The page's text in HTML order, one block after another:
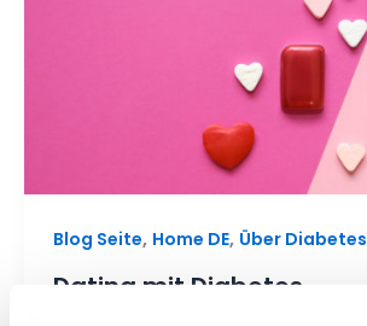
Blog Seite, Home DE, Über Diabetes
Dating mit Diabetes